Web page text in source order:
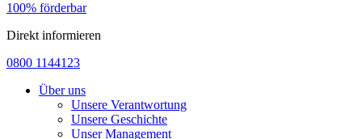
100% förderbar
Direkt informieren
0800 1144123
Über uns
Unsere Verantwortung
Unsere Geschichte
Unser Management